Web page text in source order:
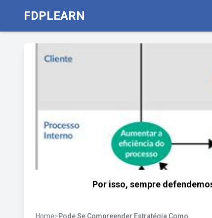
FDPLEARN
Por isso, sempre
Home>Pode Se Compreender Estratégia Como